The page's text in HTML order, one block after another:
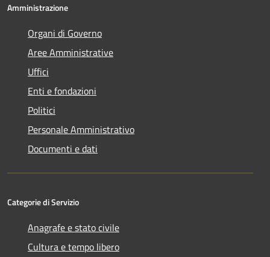
Amministrazione
Organi di Governo
Aree Amministrative
Uffici
Enti e fondazioni
Politici
Personale Amministrativo
Documenti e dati
Categorie di Servizio
Anagrafe e stato civile
Cultura e tempo libero